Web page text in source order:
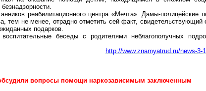
реабилитационного центра «Мечта». Дамы-полицейские
тем не менее, отрадно отметить сей факт, свидетельствующий
подарков.
беседы с родителями неблагополучных
http://www.znamyatrud.ru/news-3-
вопросы помощи наркозависимым заключенным